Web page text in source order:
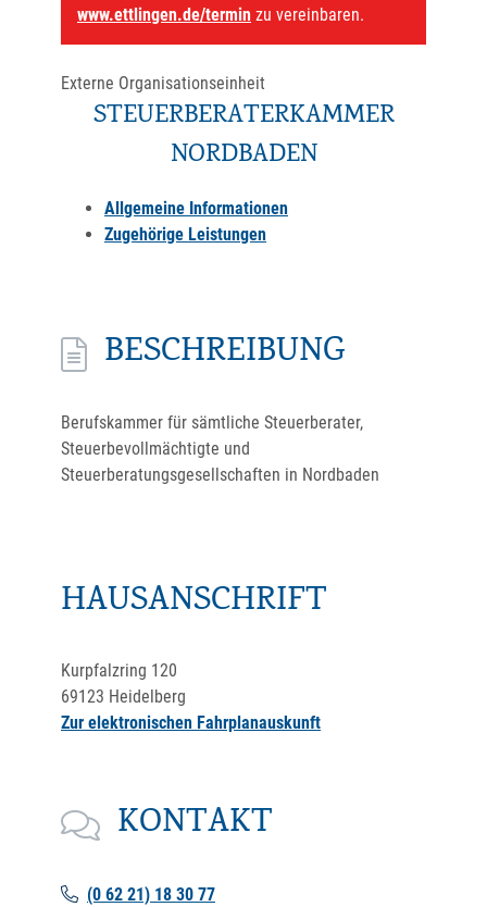
www.ettlingen.de/termin zu vereinbaren.
Externe Organisationseinheit
STEUERBERATERKAMMER
NORDBADEN
Allgemeine Informationen
Zugehörige Leistungen
BESCHREIBUNG
Berufskammer für sämtliche Steuerberater,
Steuerbevollmächtigte und
Steuerberatungsgesellschaften in Nordbaden
HAUSANSCHRIFT
Kurpfalzring 120
69123 Heidelberg
Zur elektronischen Fahrplanauskunft
KONTAKT
(0 62 21) 18 30 77